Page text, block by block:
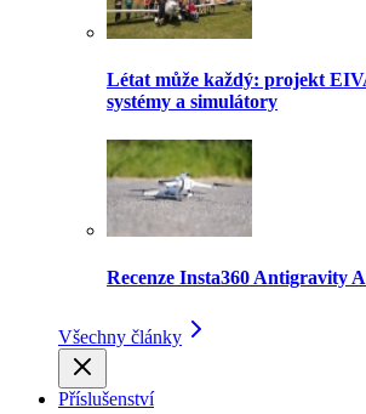
Létat může každý: projekt
systémy a simulátory
Recenze Insta360 Antigravity
Všechny články
Příslušenství